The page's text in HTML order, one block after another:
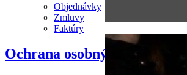
Objednávky
Zmluvy
Faktúry
Ochrana osobných údajov